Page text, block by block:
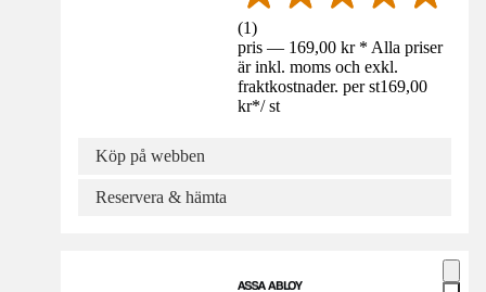
(1)
pris — 169,00 kr * Alla priser
är inkl. moms och exkl.
fraktkostnader. per st169,00
kr*/ st
Köp på webben
Reservera & hämta